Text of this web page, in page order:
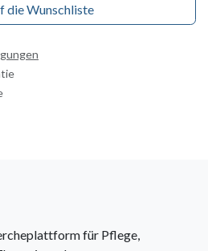
die Wunschliste
für Pflege,